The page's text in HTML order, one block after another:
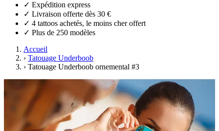
✓ Expédition express
✓ Livraison offerte dès 30 €
✓ 4 tattoos achetés, le moins cher offert
✓ Plus de 250 modèles
Accueil
› Tatouage Underboob
› Tatouage Underboob ornemental #3